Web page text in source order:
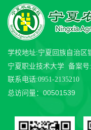
学校地址:宁夏回族自治区
宁夏职业技术大学 备案号:
联系电话:0951-2135210
总访问量： 00501539